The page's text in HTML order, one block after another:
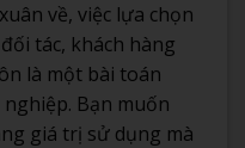
về, việc lựa chọn
tác, khách hàng
là một bài toán
Bạn muốn
giá trị sử dụng mà